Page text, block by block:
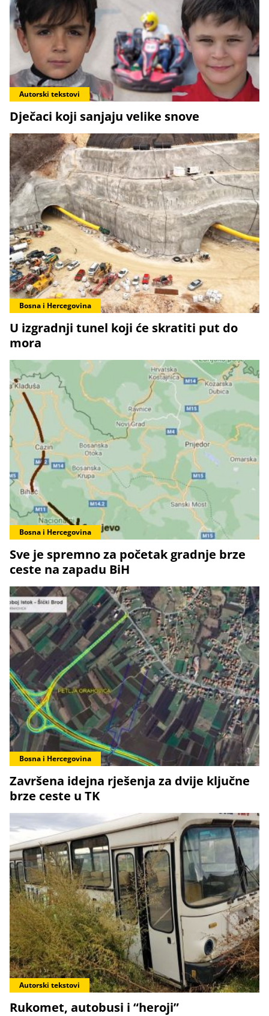
Autorski tekstovi
Dječaci koji sanjaju velike snove
Bosna i Hercegovina
U izgradnji tunel koji će skratiti put do
mora
Bosna i Hercegovina
Sve je spremno za početak gradnje brze
ceste na zapadu BiH
Bosna i Hercegovina
Završena idejna rješenja za dvije ključne
brze ceste u TK
Autorski tekstovi
Rukomet, autobusi i “heroji”